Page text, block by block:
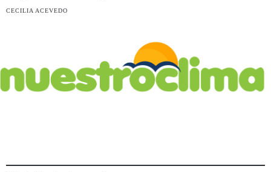
CECILIA ACEVEDO